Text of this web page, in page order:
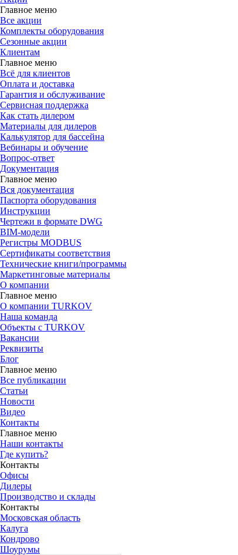
Главное меню
Все акции
Комплекты оборудования
Сезонные акции
Клиентам
Главное меню
Всё для клиентов
Оплата и доставка
Гарантия и обслуживание
Сервисная поддержка
Как стать дилером
Материалы для дилеров
Калькулятор для бассейна
Вебинары и обучение
Вопрос-ответ
Документация
Главное меню
Вся документация
Паспорта оборудования
Инструкции
Чертежи в формате DWG
BIM-модели
Регистры MODBUS
Сертификаты соответствия
Технические книги/программы
Маркетинговые материалы
О компании
Главное меню
О компании TURKOV
Наша команда
Объекты с TURKOV
Вакансии
Реквизиты
Блог
Главное меню
Все публикации
Статьи
Новости
Видео
Контакты
Главное меню
Наши контакты
Где купить?
Контакты
Офисы
Дилеры
Производство и склады
Контакты
Московская область
Калуга
Кондрово
Шоурумы